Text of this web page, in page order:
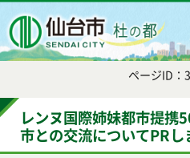
ページID：
レンヌ国際姉妹都市提携
市との交流についてPRし